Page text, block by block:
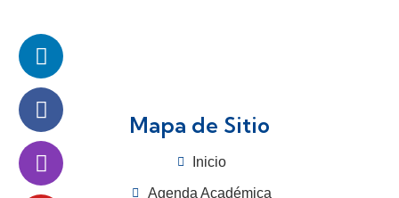
Mapa de Sitio
Inicio
Agenda Académica